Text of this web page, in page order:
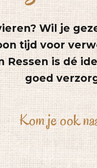
Wil je
tijd voor
Ressen is dé
goed
Kom je ook